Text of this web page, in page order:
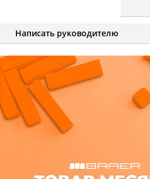
Написать руководителю